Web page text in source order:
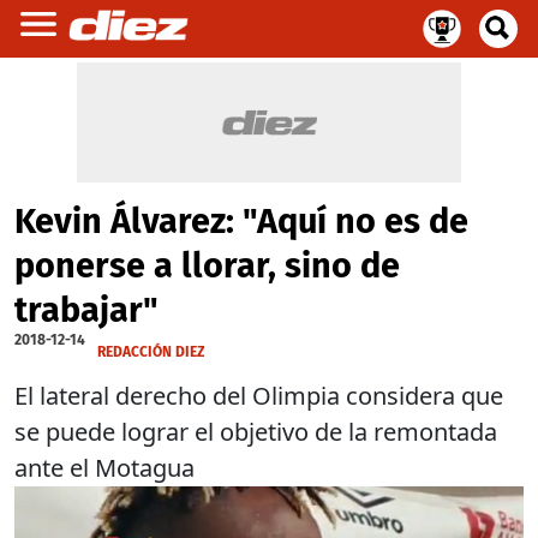
Kevin Álvarez: "Aquí no es de
ponerse a llorar, sino de
trabajar"
2018-12-14
REDACCIÓN DIEZ
El lateral derecho del Olimpia considera que
se puede lograr el objetivo de la remontada
ante el Motagua